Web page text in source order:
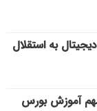
به استقلال
آموزش بورس